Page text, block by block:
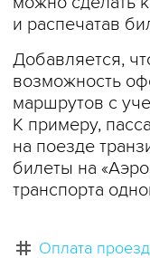
и распечатав
Добавляется,
возможность
маршрутов с
К примеру,
на поезде
билеты на
транспорта
Оплата